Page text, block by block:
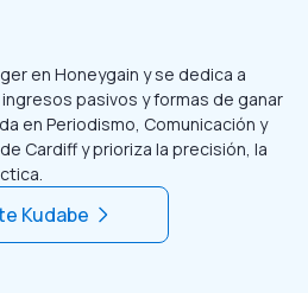
en Honeygain y se dedica a
pasivos y formas de ganar
en Periodismo, Comunicación y
Cardiff y prioriza la precisión, la
Kudabe